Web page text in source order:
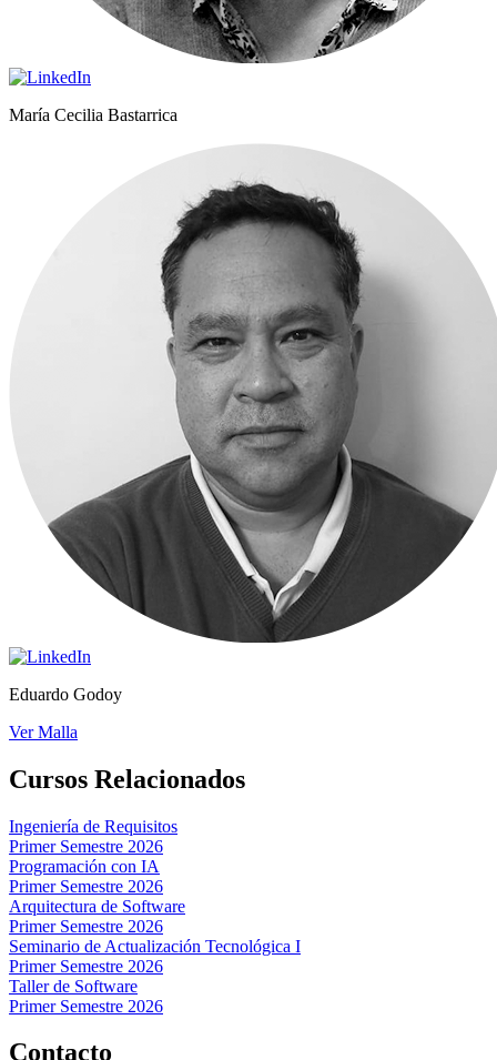
María Cecilia Bastarrica
Eduardo Godoy
Ver Malla
Cursos Relacionados
Ingeniería de Requisitos
Primer Semestre 2026
Programación con IA
Primer Semestre 2026
Arquitectura de Software
Primer Semestre 2026
Seminario de Actualización Tecnológica I
Primer Semestre 2026
Taller de Software
Primer Semestre 2026
Contacto